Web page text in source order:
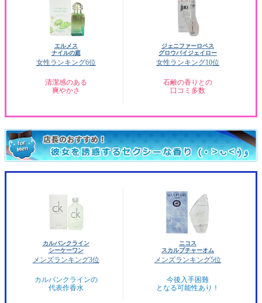
エルメス
ナイルの庭
女性ランキング6位
清潔感のある
爽やかさ
ジェニファーロペス
グロウバイジェイロー
女性ランキング10位
石鹸の香りとの
口コミ多数
カルバンクライン
シーケーワン
メンズランキング3位
カルバンクラインの
代表作香水
ニコス
スカルプチャーオム
メンズランキング5位
今後入手困難
となる可能性あり！